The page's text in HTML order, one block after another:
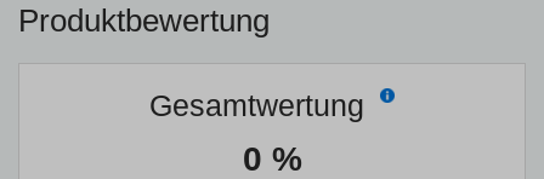
Produktbewertung
Gesamtwertung
0 %